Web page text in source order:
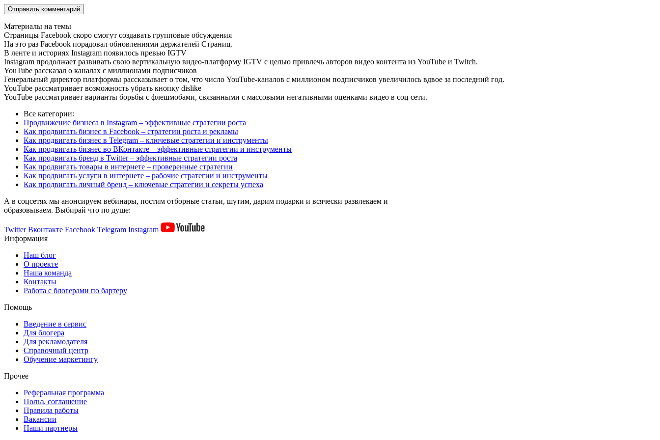
Материалы на темы
Страницы Facebook скоро смогут создавать групповые обсуждения
На это раз Facebook порадовал обновлениями держателей Страниц.
В ленте и историях Instagram появилось превью IGTV
Instagram продолжает развивать свою вертикальную видео-платформу IGTV с целью привлечь авторов видео контента из YouTube и Twitch.
YouTube рассказал о каналах с миллионами подписчиков
Генеральный директор платформы рассказывает о том, что число YouTube-каналов с миллионом подписчиков увеличилось вдвое за последний год.
YouTube рассматривает возможность убрать кнопку dislike
YouTube рассматривает варианты борьбы с флешмобами, связанными с массовыми негативными оценками видео в соц сети.
Все категории:
Продвижение бизнеса в Instagram – эффективные стратегии роста
Как продвигать бизнес в Facebook – стратегии роста и рекламы
Как продвигать бизнес в Telegram – ключевые стратегии и инструменты
Как продвигать бизнес во ВКонтакте – эффективные стратегии и инструменты
Как продвигать бренд в Twitter – эффективные стратегии роста
Как продвигать товары в интернете – проверенные стратегии
Как продвигать услуги в интернете – рабочие стратегии и инструменты
Как продвигать личный бренд – ключевые стратегии и секреты успеха
А в соцсетях мы анонсируем вебинары, постим отборные статьи, шутим, дарим подарки и всячески развлекаем и
образовываем. Выбирай что по душе:
TwitterВконтакте Facebook Telegram Instagram
Информация
Наш блог
О проекте
Наша команда
Контакты
Работа с блогерами по бартеру
Помощь
Введение в сервис
Для блогера
Для рекламодателя
Справочный центр
Обучение маркетингу
Прочее
Реферальная программа
Польз. соглашение
Правила работы
Вакансии
Наши партнеры